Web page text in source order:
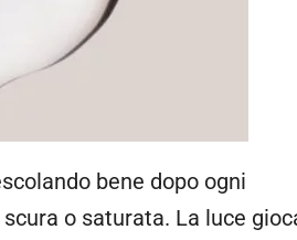
bene dopo ogni
o saturata. La luce